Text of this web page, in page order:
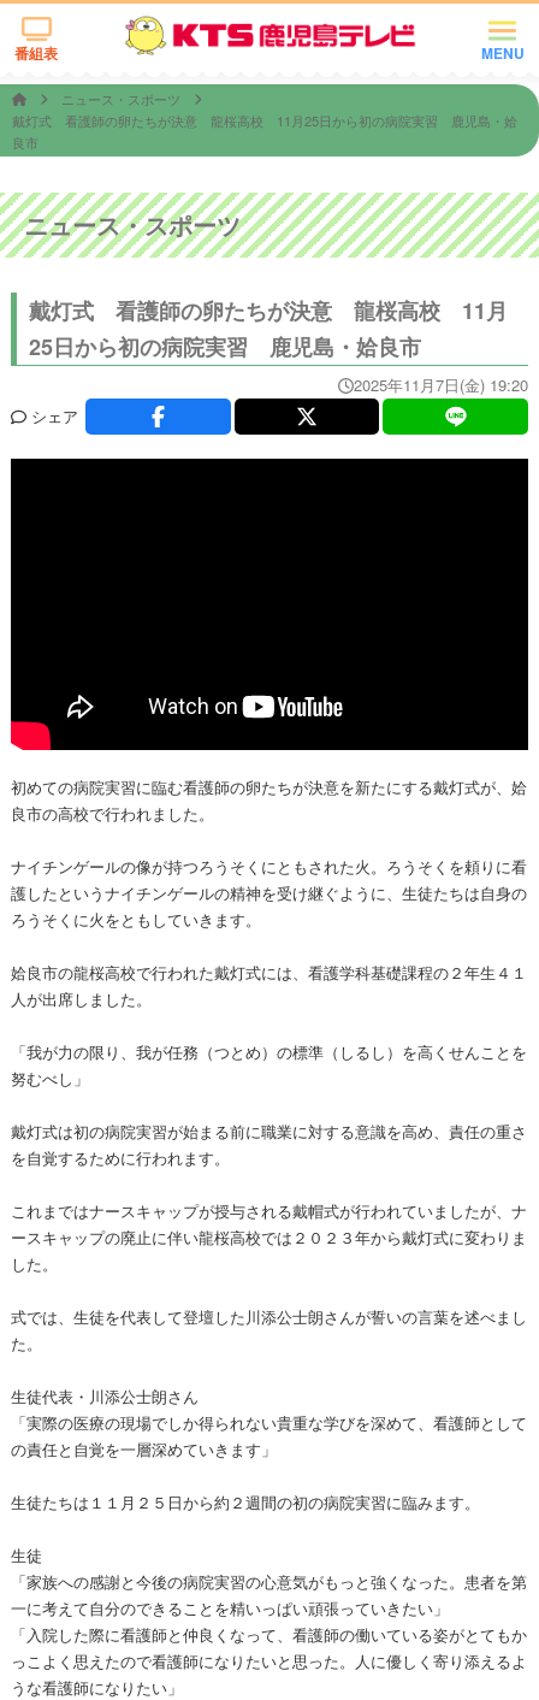
MENU
番組表
ニュース・スポーツ
戴灯式 看護師の卵たちが決意 龍桜高校 11月25日から初の病院実習 鹿児島・姶
良市
ニュース・スポーツ
戴灯式 看護師の卵たちが決意 龍桜高校 11月
25日から初の病院実習 鹿児島・姶良市
2025年11月7日(金) 19:20
シェア
初めての病院実習に臨む看護師の卵たちが決意を新たにする戴灯式が、姶
良市の高校で行われました。
ナイチンゲールの像が持つろうそくにともされた火。ろうそくを頼りに看
護したというナイチンゲールの精神を受け継ぐように、生徒たちは自身の
ろうそくに火をともしていきます。
姶良市の龍桜高校で行われた戴灯式には、看護学科基礎課程の２年生４１
人が出席しました。
「我が力の限り、我が任務（つとめ）の標準（しるし）を高くせんことを
努むべし」
戴灯式は初の病院実習が始まる前に職業に対する意識を高め、責任の重さ
を自覚するために行われます。
これまではナースキャップが授与される戴帽式が行われていましたが、ナ
ースキャップの廃止に伴い龍桜高校では２０２３年から戴灯式に変わりま
した。
式では、生徒を代表して登壇した川添公士朗さんが誓いの言葉を述べまし
た。
生徒代表・川添公士朗さん
「実際の医療の現場でしか得られない貴重な学びを深めて、看護師として
の責任と自覚を一層深めていきます」
生徒たちは１１月２５日から約２週間の初の病院実習に臨みます。
生徒
「家族への感謝と今後の病院実習の心意気がもっと強くなった。患者を第
一に考えて自分のできることを精いっぱい頑張っていきたい」
「入院した際に看護師と仲良くなって、看護師の働いている姿がとてもか
っこよく思えたので看護師になりたいと思った。人に優しく寄り添えるよ
うな看護師になりたい」